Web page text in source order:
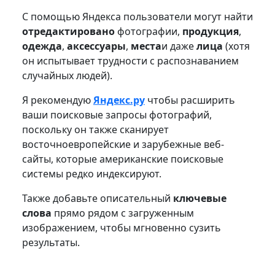
С помощью Яндекса пользователи могут найти
отредактированофотографии, продукция,
одежда, аксессуары, местаи дажелица (хотя
он испытывает трудности с распознаванием
случайных людей).
Я рекомендуюЯндекс.ручтобы расширить
ваши поисковые запросы фотографий,
поскольку он также сканирует
восточноевропейские и зарубежные веб-
сайты, которые американские поисковые
системы редко индексируют.
Также добавьте описательный ключевые
слова прямо рядом с загруженным
изображением, чтобы мгновенно сузить
результаты.